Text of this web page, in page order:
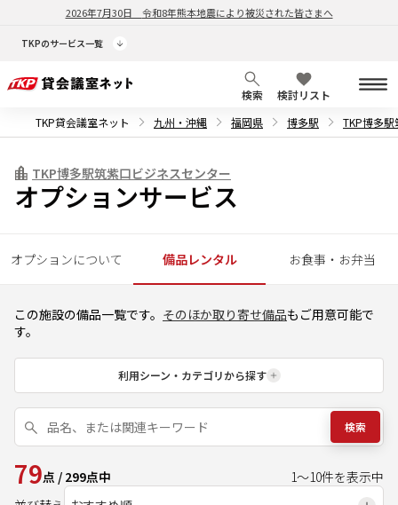
2026年7月30日 令和8年熊本地震により被災された皆さまへ
TKPのサービス一覧
検索
検討リスト
TKP貸会議室ネット
九州・沖縄 福岡県 博多駅 TKP博多
TKP博多駅筑紫口ビジネスセンター
オプションサービス
オプションについて 備品レンタル お食事・お弁当
この施設の備品一覧です。 そのほか取り寄せ備品もご用意可能で
す。
利用シーン・カテゴリから探す
検索
79点 / 299点中 1～10件を表示中